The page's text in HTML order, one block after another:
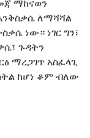
ማከናወን
ለማሻሻል
ነው። ነገር ግን፣
ጉዳትን
ማረጋገጥ አስፈላጊ
ከሆነ ቆም ብለው